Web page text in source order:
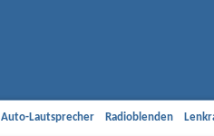
Auto-Lautsprecher Radioblenden